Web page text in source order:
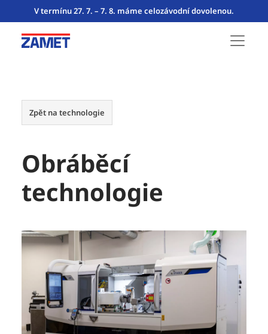
V termínu 27. 7. – 7. 8. máme celozávodní dovolenou.
Zpět na technologie
Obráběcí
technologie